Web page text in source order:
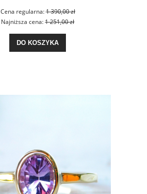
Cena regularna:1 390,00 zł
Najniższa cena:1 251,00 zł
DO KOSZYKA